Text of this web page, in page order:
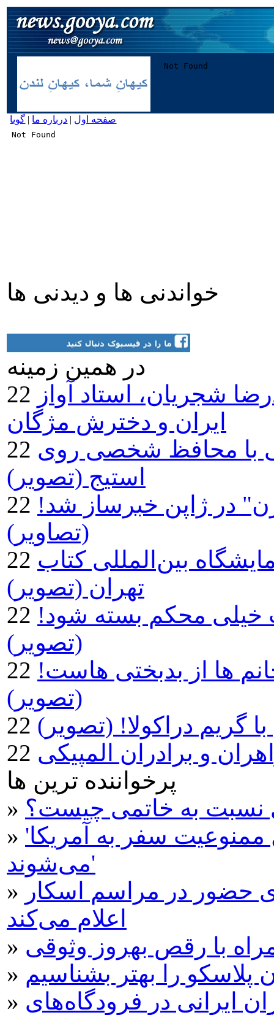
صفحه اول | درباره ما | گویا
خواندنی ها و دیدنی ها
در همين زمينه
شجریان، استاد آواز
ایران و دخترش مژگان
با محافظ شخصی روی
استیج (تصویر)
در ژاپن خبرساز شد!
(تصاویر)
بین‌المللی کتاب
تهران (تصویر)
خیلی محکم بسته شود!
(تصویر)
ها از بدبختی هاست!
(تصویر)
گریم دراکولا! (تصویر)
و برادران المپیکی
پرخواننده ترین ها
» نسبت به خاتمی چیست؟
» 'دارندگان گرین کارت هم مشمول ممنوعیت سفر به آمریکا
می‌شوند'
» حضور در مراسم اسکار
اعلام می‌کند
» با رقص بهروز وثوقی
» را بهتر بشناسیم
» ایرانی در فرودگاه‌های